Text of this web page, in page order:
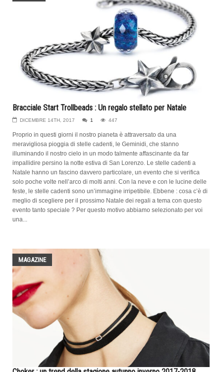
Bracciale Start Trollbeads : Un regalo stellato per Natale
DICEMBRE 14TH, 2017 1 447
Proprio in questi giorni il nostro pianeta è attraversato da una
meravigliosa pioggia di stelle cadenti, le Geminidi, che stanno
illuminando il nostro cielo in un modo talmente affascinante da far
impallidire persino la notte estiva di San Lorenzo. Le stelle cadenti a
Natale hanno un fascino davvero particolare, un evento che si verifica
solo poche volte nell’arco di molti anni. Con la neve e con le lucine delle
feste, le stelle cadenti sono un’immagine irripetibile. Ebbene : cosa c’è di
meglio di scegliere per il prossimo Natale dei regali a tema con questo
evento tanto speciale ? Per questo motivo abbiamo selezionato per voi
una...
MAGAZINE